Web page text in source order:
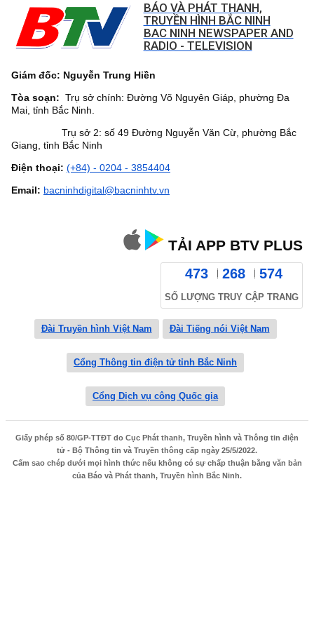
BÁO VÀ PHÁT THANH,
TRUYỀN HÌNH BẮC NINH
BAC NINH NEWSPAPER AND
RADIO - TELEVISION
Giám đốc: Nguyễn Trung Hiền
Tòa soạn: Trụ sở chính: Đường Võ Nguyên Giáp, phường Đa
Mai, tỉnh Bắc Ninh.
Trụ sở 2: số 49 Đường Nguyễn Văn Cừ, phường Bắc
Giang, tỉnh Bắc Ninh
Điện thoại: (+84) - 0204 - 3854404
Email: bacninhdigital@bacninhtv.vn
TẢI APP BTV PLUS
473 268 574
SỐ LƯỢNG TRUY CẬP TRANG
Đài Truyền hình Việt Nam Đài Tiếng nói Việt Nam
Cổng Thông tin điện tử tỉnh Bắc Ninh
Cổng Dịch vụ công Quốc gia
Giấy phép số 80/GP-TTĐT do Cục Phát thanh, Truyền hình và Thông tin điện
tử - Bộ Thông tin và Truyền thông cấp ngày 25/5/2022.
Cấm sao chép dưới mọi hình thức nếu không có sự chấp thuận bằng văn bản
của Báo và Phát thanh, Truyền hình Bắc Ninh.